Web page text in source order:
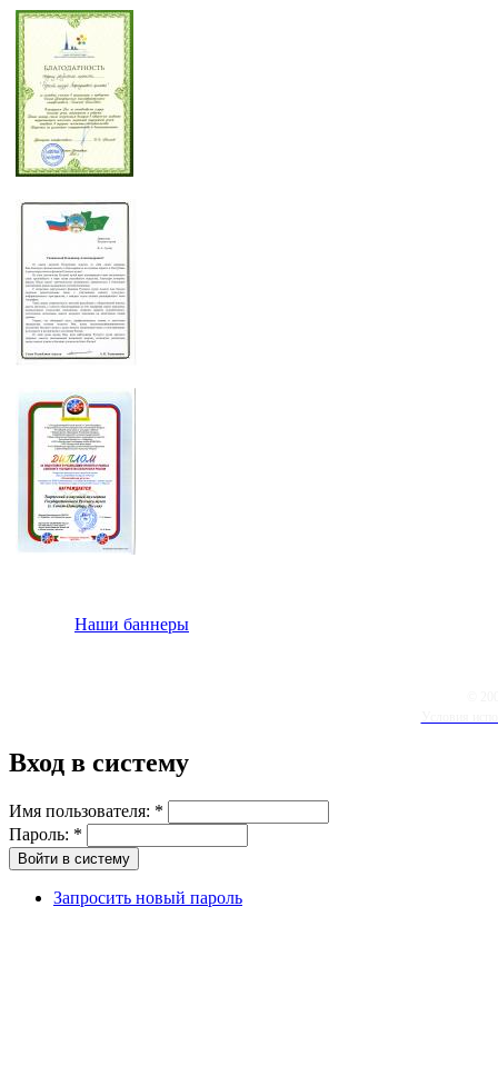
Наши баннеры
Вход в систему
Имя пользователя: *
Пароль: *
Запросить новый пароль